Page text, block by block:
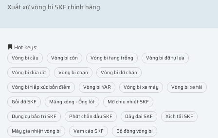
Xuất xứ vòng bi SKF chính hãng
Hot keys:
Vòng bi cầu Vòng bi côn Vòng bi tang trống
Vòng bi đỡ tự lựa
Vòng bi đũa đỡ
Vòng bi chặn
Vòng bi đỡ chặn
Vòng bi tiếp xúc bốn điểm
Vòng bi YAR Vòng bi xe máy
Vòng bi xe tải
Gối đỡ SKF
Măng xông - Ống lót
Mỡ chịu nhiệt SKF
Dụng cụ bảo trì SKF
Phớt chắn dầu SKF Dây đai SKF
Xích tải SKF
Máy gia nhiệt vòng bi
Vam cảo SKF
Bộ đóng vòng bi